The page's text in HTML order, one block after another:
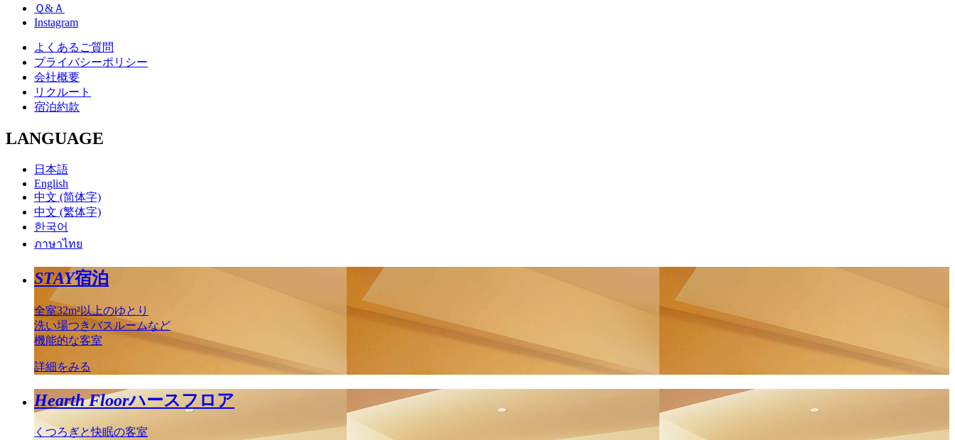
Ｑ&Ａ
Instagram
よくあるご質問
プライバシーポリシー
会社概要
リクルート
宿泊約款
LANGUAGE
日本語
English
中文 (简体字)
中文 (繁体字)
한국어
ภาษาไทย
STAY宿泊
全室32m²以上のゆとり
洗い場つきバスルームなど
機能的な客室
詳細をみる
Hearth Floorハースフロア
くつろぎと快眠の客室